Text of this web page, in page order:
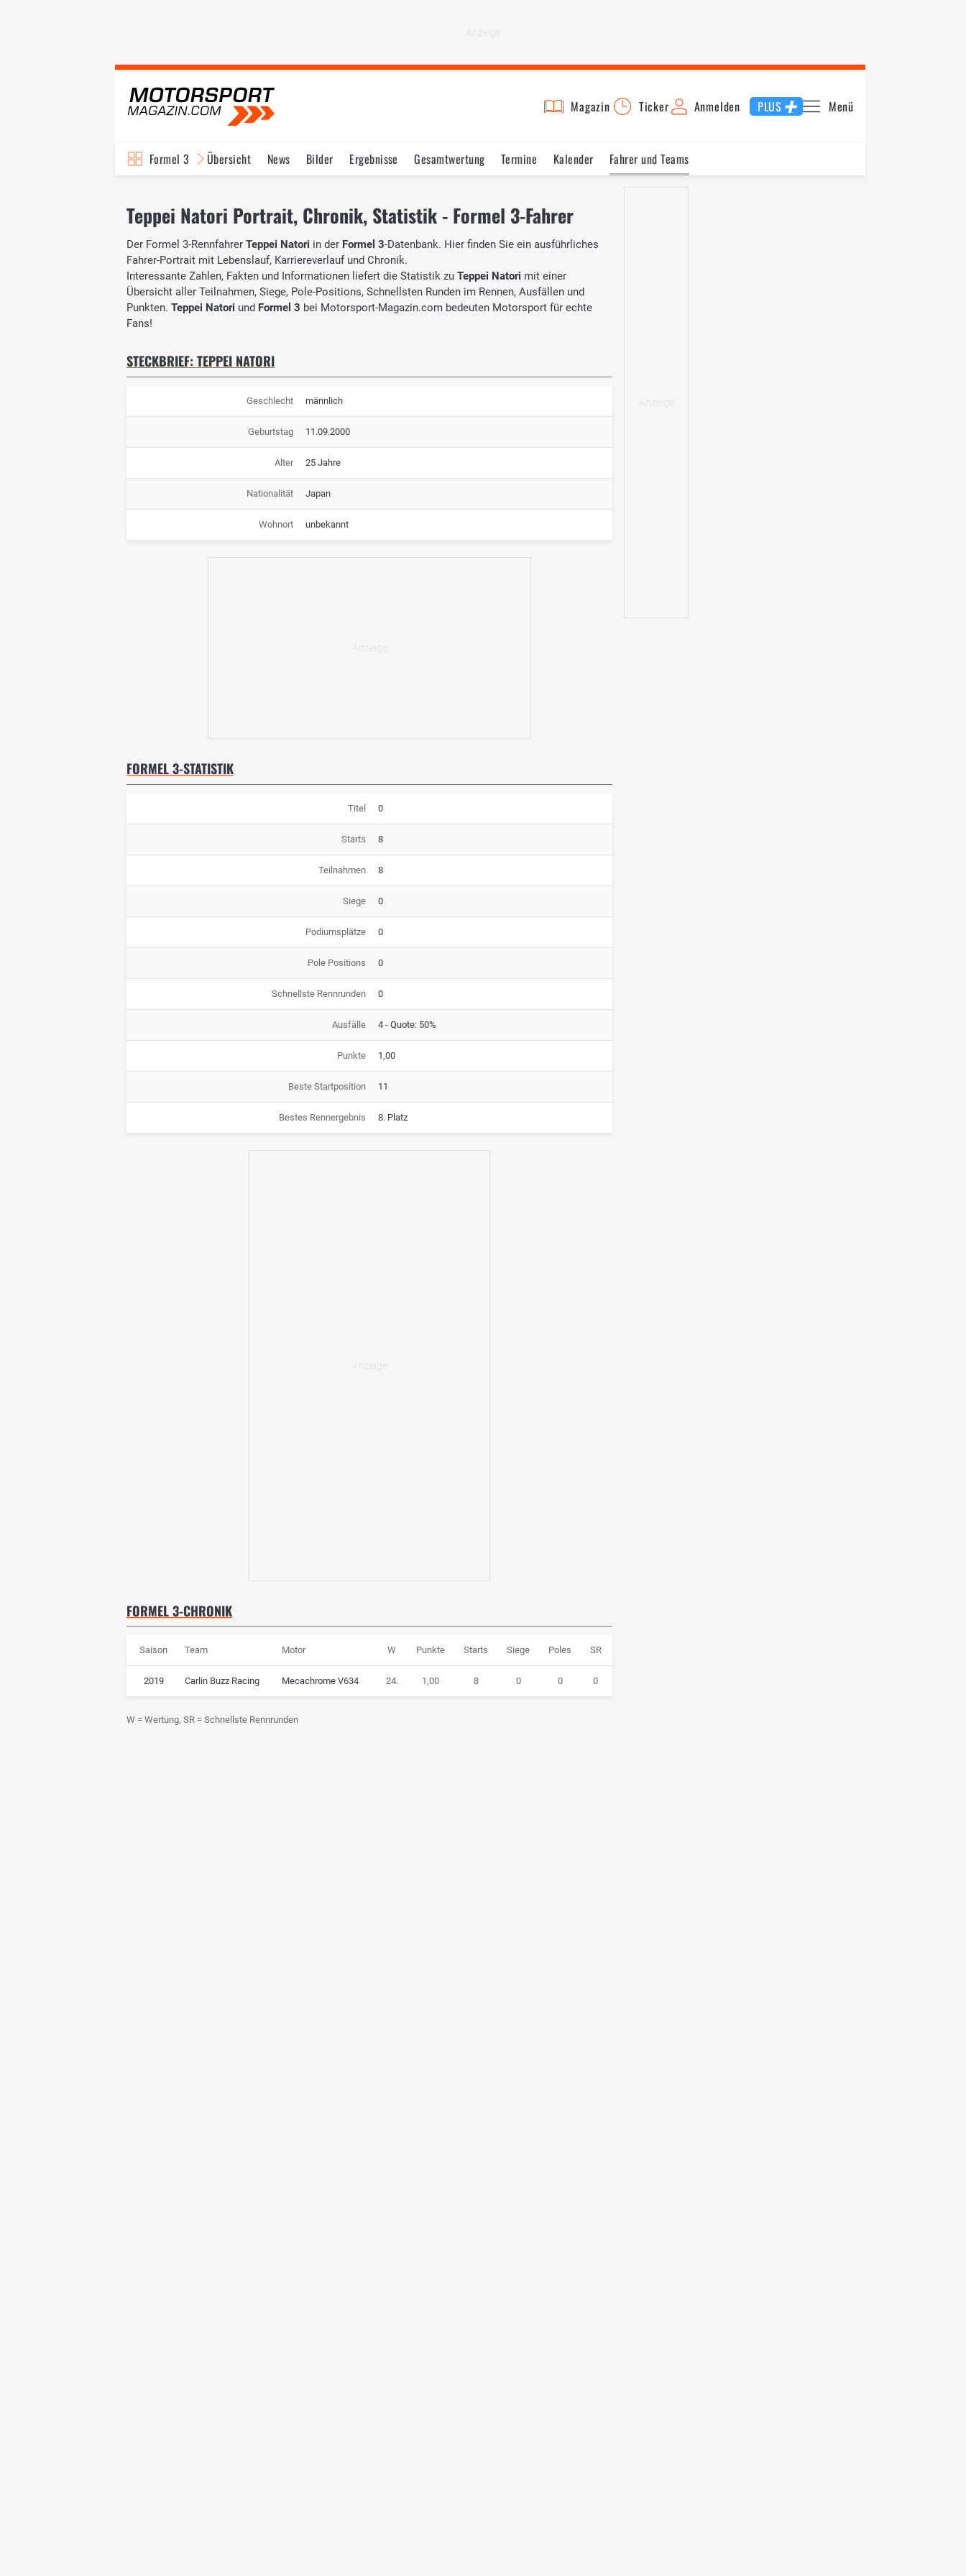
Magazin Ticker Anmelden PLUS Menü
Formel 3 Übersicht News Bilder Ergebnisse Gesamtwertung Termine Kalender Fahrer und Teams
Teppei Natori Portrait, Chronik, Statistik - Formel 3-Fahrer
Der Formel 3-Rennfahrer Teppei Natori in der Formel 3-Datenbank. Hier finden Sie ein ausführliches
Fahrer-Portrait mit Lebenslauf, Karriereverlauf und Chronik.
Interessante Zahlen, Fakten und Informationen liefert die Statistik zu Teppei Natori mit einer
Übersicht aller Teilnahmen, Siege, Pole-Positions, Schnellsten Runden im Rennen, Ausfällen und
Punkten. Teppei Natori und Formel 3 bei Motorsport-Magazin.com bedeuten Motorsport für echte
Fans!
STECKBRIEF: TEPPEI NATORI
Geschlecht männlich
Geburtstag 11.09.2000
Alter 25 Jahre
Nationalität Japan
Wohnort unbekannt
FORMEL 3-STATISTIK
Titel 0
Starts 8
Teilnahmen 8
Siege 0
Podiumsplätze 0
Pole Positions 0
Schnellste Rennrunden 0
Ausfälle 4 - Quote: 50%
Punkte 1,00
Beste Startposition 11
Bestes Rennergebnis 8. Platz
FORMEL 3-CHRONIK
Saison Team Motor W Punkte Starts Siege Poles SR
2019 Carlin Buzz Racing Mecachrome V634 24. 1,00 8 0 0 0
W = Wertung, SR = Schnellste Rennrunden